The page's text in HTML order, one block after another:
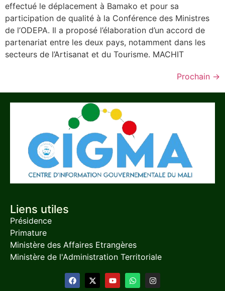
effectué le déplacement à Bamako et pour sa
participation de qualité à la Conférence des Ministres
de l’ODEPA. Il a proposé l’élaboration d’un accord de
partenariat entre les deux pays, notamment dans les
secteurs de l’Artisanat et du Tourisme. MACHIT
Prochain →
Liens utiles
Présidence
Primature
Ministère des Affaires Etrangères
Ministère de l'Administration Territoriale